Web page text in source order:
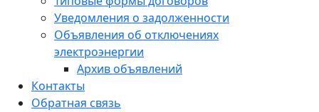
Уведомления о задолженности
Объявления об отключениях
электроэнергии
Архив объявлений
Контакты
Обратная связь